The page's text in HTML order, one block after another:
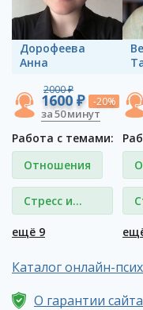
Дорофеева
Анна
2000 ₽
1600 ₽ -20%
за 50 минут
Работа с темами:
Отношения
Стресс и
депрессия
ещё 9
Каталог онлайн-
О гарантии сайта